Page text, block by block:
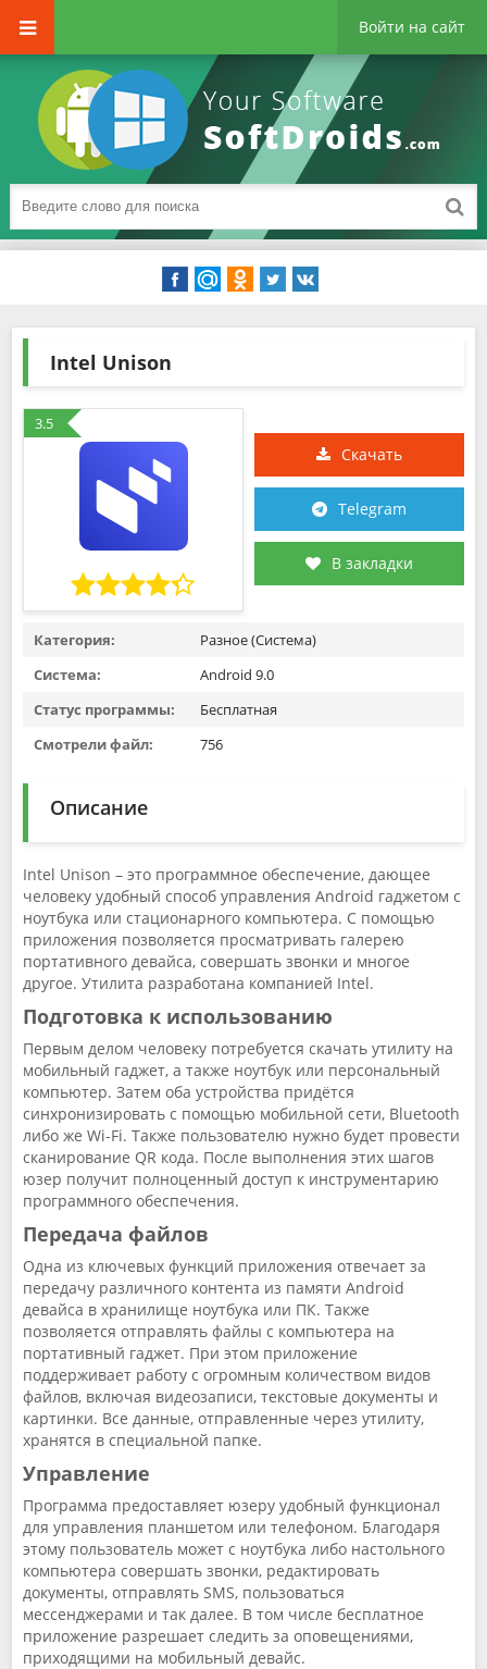
Войти на сайт
Intel Unison
3.5
Скачать
Telegram
В закладки
Категория:
Разное (Система)
Система:
Android 9.0
Статус программы:
Бесплатная
Смотрели файл:
756
Описание
Intel Unison – это программное обеспечение, дающее
человеку удобный способ управления Android гаджетом с
ноутбука или стационарного компьютера. С помощью
приложения позволяется просматривать галерею
портативного девайса, совершать звонки и многое
другое. Утилита разработана компанией Intel.
Подготовка к использованию
Первым делом человеку потребуется скачать утилиту на
мобильный гаджет, а также ноутбук или персональный
компьютер. Затем оба устройства придётся
синхронизировать с помощью мобильной сети, Bluetooth
либо же Wi-Fi. Также пользователю нужно будет провести
сканирование QR кода. После выполнения этих шагов
юзер получит полноценный доступ к инструментарию
программного обеспечения.
Передача файлов
Одна из ключевых функций приложения отвечает за
передачу различного контента из памяти Android
девайса в хранилище ноутбука или ПК. Также
позволяется отправлять файлы с компьютера на
портативный гаджет. При этом приложение
поддерживает работу с огромным количеством видов
файлов, включая видеозаписи, текстовые документы и
картинки. Все данные, отправленные через утилиту,
хранятся в специальной папке.
Управление
Программа предоставляет юзеру удобный функционал
для управления планшетом или телефоном. Благодаря
этому пользователь может с ноутбука либо настольного
компьютера совершать звонки, редактировать
документы, отправлять SMS, пользоваться
мессенджерами и так далее. В том числе бесплатное
приложение разрешает следить за оповещениями,
приходящими на мобильный девайс.